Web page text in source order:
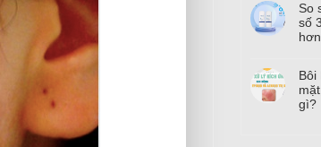
So
số 3
Bôi
gì?